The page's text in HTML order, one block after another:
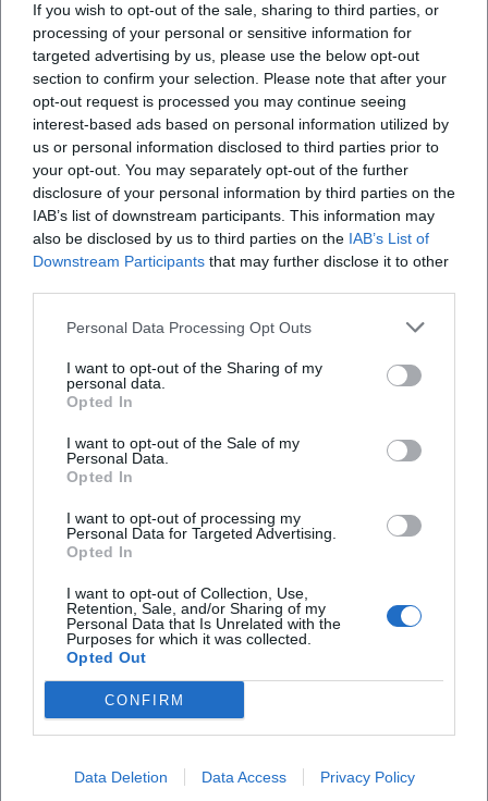
If you wish to opt-out of the sale, sharing to third parties, or
processing of your personal or sensitive information for
targeted advertising by us, please use the below opt-out
section to confirm your selection. Please note that after your
opt-out request is processed you may continue seeing
interest-based ads based on personal information utilized by
us or personal information disclosed to third parties prior to
your opt-out. You may separately opt-out of the further
disclosure of your personal information by third parties on the
IAB’s list of downstream participants. This information may
also be disclosed by us to third parties on the IAB’s List of
Downstream Participants that may further disclose it to other
Personal Data Processing Opt Outs
I want to opt-out of the Sharing of my
personal data.
Opted In
I want to opt-out of the Sale of my
Personal Data.
Opted In
I want to opt-out of processing my
Personal Data for Targeted Advertising.
Opted In
I want to opt-out of Collection, Use,
Retention, Sale, and/or Sharing of my
Personal Data that Is Unrelated with the
Purposes for which it was collected.
Opted Out
CONFIRM
Data Deletion Data Access Privacy Policy
Europäischen Metropolregion Nürnberg zur “Künstlerin des
Monats Oktober” in Hof gewählt – eine Auszeichnung, die
ihre kontinuierliche Innovationskraft, kuratorische Präsenz
und regionale wie internationale Vernetzung unterstreicht.
Im selben Kontext wirkt sie als Mitinitiatorin und Leiterin
der ANTHROPOZÄNTA, die künstlerische Perspektiven zu
Umwelt, Gesellschaft und Technologie bündelt.
Ausstellungen (Auswahl) und kuratorische Stationen
Innmanns Arbeiten wurden unter anderem im
Kunstmuseum Stuttgart, der Staatlichen Kunsthalle
europäischer Kulturhauptstädte (Plowdiw 2019, Elefsina
2021) gezeigt. Parallel wirkt sie kuratorisch: Früh
entwickelte sie Offspace-Strukturen, beteiligte sich in
Kuratorenteams und initiierte ab 2013 die Plattform
ANTHROPOZÄNTA – ein Netzwerkprojekt mit
internationaler Reichweite. Diese Doppelrolle stärkt ihre
und Institution, und zeigt, wie konsequent sie Kunst als
Infrastruktur des Gemeinsamen denkt.
Solopräsentationen, partizipative Settings, ortsspezifische
Eingriffe und Forschungen mit lokaler Bevölkerung. Der
rote Faden ist die Achtsamkeit gegenüber Kontexteffekten:
Wie formt ein Ort Wahrnehmung? Welche sozialen
Bedingungen werden sichtbar? Wo liegt der Punkt, an
Innmans Musikkarriere im übertragenen Sinne – das präzise